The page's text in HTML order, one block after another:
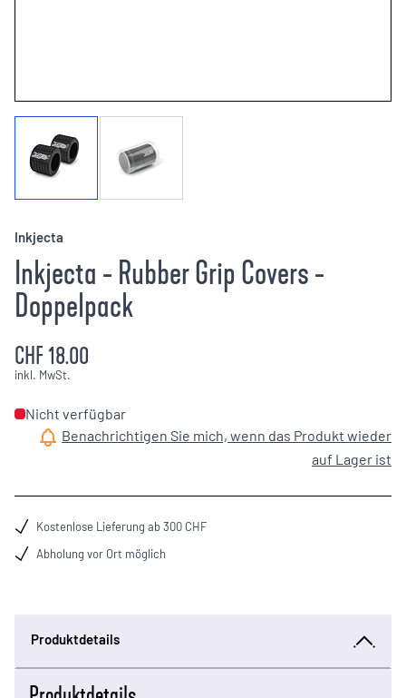
Inkjecta
Inkjecta - Rubber Grip Covers -
Doppelpack
CHF 18.00
inkl. MwSt.
Nicht verfügbar
Benachrichtigen Sie mich, wenn das Produkt wieder
auf Lager ist
Kostenlose Lieferung ab 300 CHF
Abholung vor Ort möglich
Produktdetails